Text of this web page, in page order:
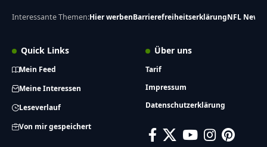
Interessante Themen:Hier werbenBarrierefreiheitserklärungNFL News
Quick Links
Mein Feed
Meine Interessen
Leseverlauf
Von mir gespeichert
Über uns
Tarif
Impressum
Datenschutzerklärung